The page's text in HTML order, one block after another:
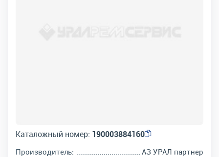
Каталожный номер: 190003884160
Производитель: АЗ УРАЛ партнер